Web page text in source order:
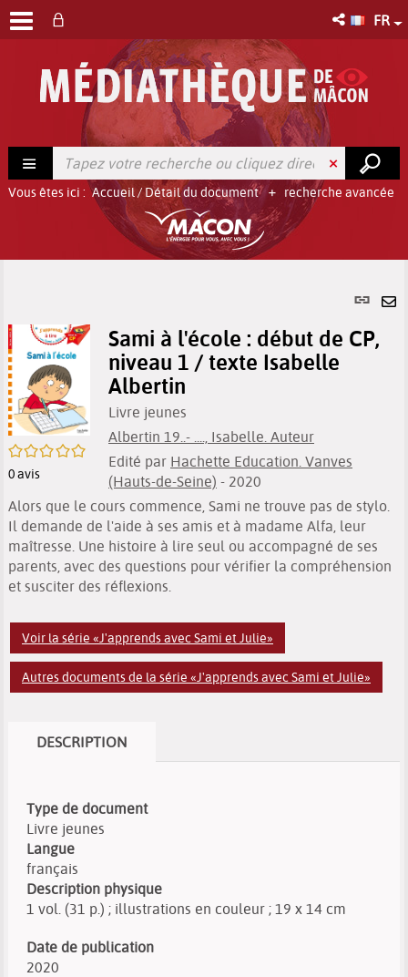
FR
recherche avancée
Vous êtes ici : Accueil/ Détail du document
Lien
/5
0avis
Sami à l'école : début de CP,
niveau 1 / texte Isabelle
Albertin
Livre jeunes
Albertin 19..- ...., Isabelle. Auteur
Edité par Hachette Education. Vanves
(Hauts-de-Seine) - 2020
Alors que le cours commence, Sami ne trouve pas de stylo.
Il demande de l'aide à ses amis et à madame Alfa, leur
maîtresse. Une histoire à lire seul ou accompagné de ses
parents, avec des questions pour vérifier la compréhension
et susciter des réflexions.
Voir la série «J'apprends avec Sami et Julie»
Autres documents de la série «J'apprends avec Sami et Julie»
DESCRIPTION
Type de document
Livre jeunes
Langue
français
Description physique
1 vol. (31 p.) ; illustrations en couleur ; 19 x 14 cm
Date de publication
2020